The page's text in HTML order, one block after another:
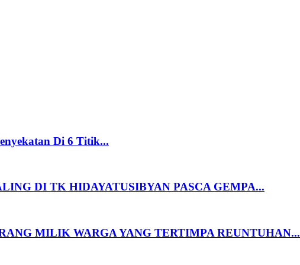
Di 6 Titik...
DI TK HIDAYATUSIBYAN PASCA GEMPA...
MILIK WARGA YANG TERTIMPA REUNTUHAN...